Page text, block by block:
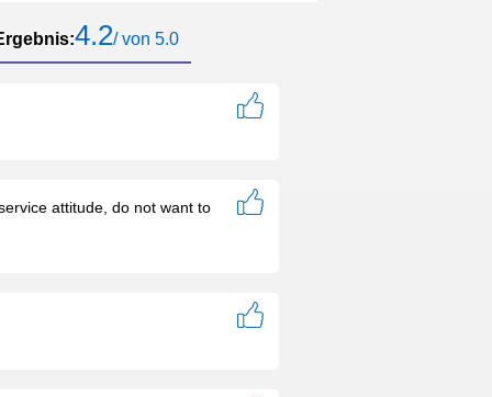
special. Each room has different
patterns. It's very comfortable. It's also
4.2/ von 5.0
attitude, do not want to